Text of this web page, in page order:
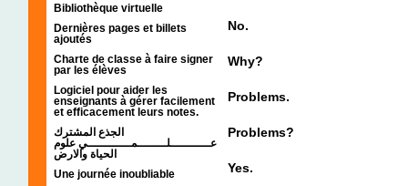
Bibliothèque virtuelle
Dernières pages et billets
ajoutés
Charte de classe à faire signer
par les élèves
Logiciel pour aider les
enseignants à gérer facilement
et efficacement leurs notes.
الجذع المشترك
عـــــــــــلــــــــمــــــــــــي علوم
الحياة والارض
Une journée inoubliable
No.
Why?
Problems.
Problems?
Yes.